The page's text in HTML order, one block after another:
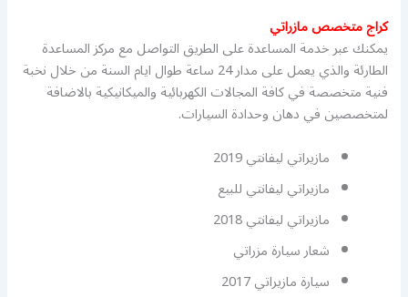
كراج متخصص مازراتي
يمكنك عبر خدمة المساعدة على الطريق التواصل مع مركز المساعدة
الطارئة والذي يعمل على مدار 24 ساعة طوال ايام السنة من خلال نخبة
فنية متخصصة في كافة المجالات الكهربائية والميكانيكية بالاضافة
لمتخصصين في دهان وحدادة السيارات.
مازيراتي ليفانتي 2019
مازيراتي ليفانتي للبيع
مازيراتي ليفانتي 2018
شعار سيارة مزراتي
سيارة مازيراتي 2017